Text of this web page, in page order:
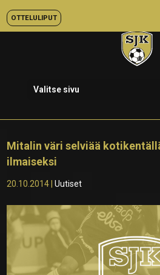
OTTELULIPUT
Valitse sivu
Mitalin väri selviää
ilmaiseksi
20.10.2014 |Uutiset